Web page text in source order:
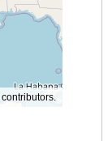
contributors.